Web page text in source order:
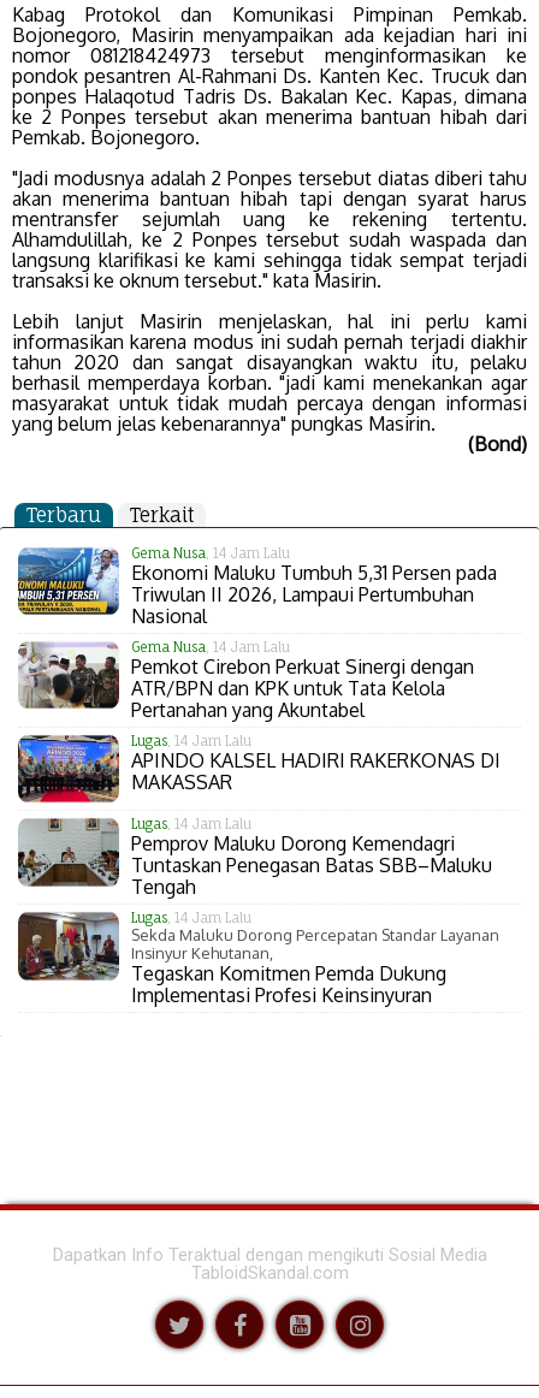
Kabag Protokol dan Komunikasi Pimpinan Pemkab.
Bojonegoro, Masirin menyampaikan ada kejadian hari ini
nomor 081218424973 tersebut menginformasikan ke
pondok pesantren Al-Rahmani Ds. Kanten Kec. Trucuk dan
ponpes Halaqotud Tadris Ds. Bakalan Kec. Kapas, dimana
ke 2 Ponpes tersebut akan menerima bantuan hibah dari
Pemkab. Bojonegoro.
"Jadi modusnya adalah 2 Ponpes tersebut diatas diberi tahu
akan menerima bantuan hibah tapi dengan syarat harus
mentransfer sejumlah uang ke rekening tertentu.
Alhamdulillah, ke 2 Ponpes tersebut sudah waspada dan
langsung klarifikasi ke kami sehingga tidak sempat terjadi
transaksi ke oknum tersebut." kata Masirin.
Lebih lanjut Masirin menjelaskan, hal ini perlu kami
informasikan karena modus ini sudah pernah terjadi diakhir
tahun 2020 dan sangat disayangkan waktu itu, pelaku
berhasil memperdaya korban. "jadi kami menekankan agar
masyarakat untuk tidak mudah percaya dengan informasi
yang belum jelas kebenarannya" pungkas Masirin.
(Bond)
Terbaru Terkait
Gema Nusa, 14 Jam Lalu
Ekonomi Maluku Tumbuh 5,31 Persen pada
Triwulan II 2026, Lampaui Pertumbuhan
Nasional
Gema Nusa, 14 Jam Lalu
Pemkot Cirebon Perkuat Sinergi dengan
ATR/BPN dan KPK untuk Tata Kelola
Pertanahan yang Akuntabel
Lugas, 14 Jam Lalu
APINDO KALSEL HADIRI RAKERKONAS DI
MAKASSAR
Lugas, 14 Jam Lalu
Pemprov Maluku Dorong Kemendagri
Tuntaskan Penegasan Batas SBB–Maluku
Tengah
Lugas, 14 Jam Lalu
Sekda Maluku Dorong Percepatan Standar Layanan
Insinyur Kehutanan,
Tegaskan Komitmen Pemda Dukung
Implementasi Profesi Keinsinyuran
Dapatkan Info Teraktual dengan mengikuti Sosial Media
TabloidSkandal.com